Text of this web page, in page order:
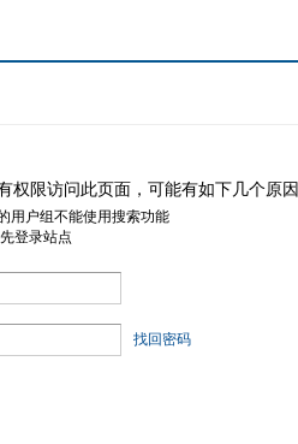
权限访问此页面，可能有如下几个原因
用户组不能使用搜索功能
登录站点
找回密码